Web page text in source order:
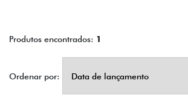
Produtos encontrados: 1
Ordenar por: